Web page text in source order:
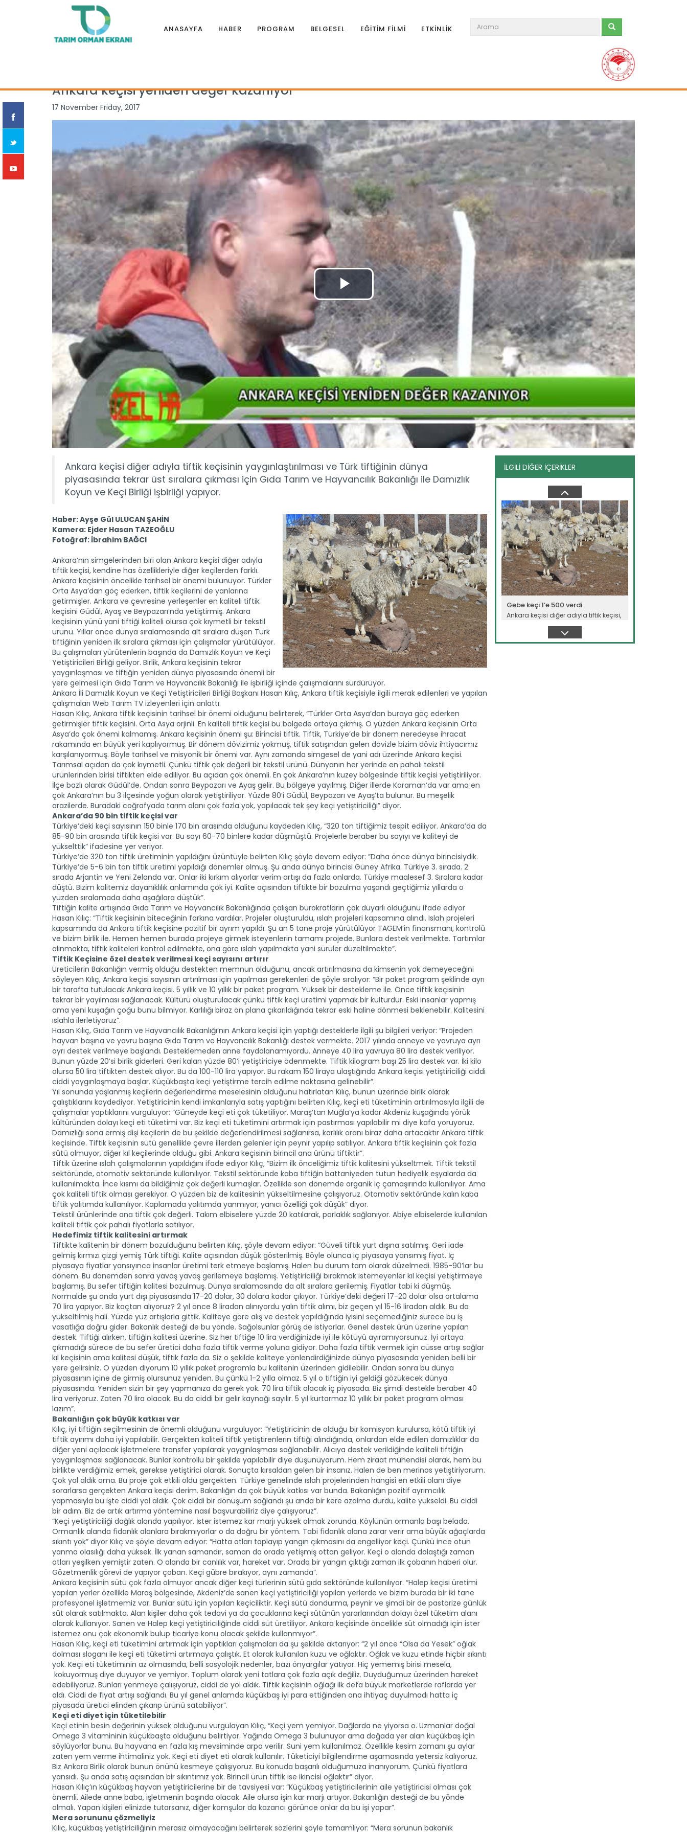
ANASAYFA HABER PROGRAM BELGESEL EĞİTİM FİLMİ ETKİNLİK
Ankara keçisi yeniden değer kazanıyor
17 November Friday, 2017
Ankara keçisi diğer adıyla tiftik keçisinin yaygınlaştırılması ve Türk tiftiğinin dünya
piyasasında tekrar üst sıralara çıkması için Gıda Tarım ve Hayvancılık Bakanlığı ile Damızlık
Koyun ve Keçi Birliği işbirliği yapıyor.
Haber: Ayşe Gül ULUCAN ŞAHİN
Kamera: Ejder Hasan TAZEOĞLU
Fotoğraf: İbrahim BAĞCI
Ankara’nın simgelerinden biri olan Ankara keçisi diğer adıyla
tiftik keçisi, kendine has özellikleriyle diğer keçilerden farklı.
Ankara keçisinin öncelikle tarihsel bir önemi bulunuyor. Türkler
Orta Asya’dan göç ederken, tiftik keçilerini de yanlarına
getirmişler. Ankara ve çevresine yerleşenler en kaliteli tiftik
keçisini Güdül, Ayaş ve Beypazarı’nda yetiştirmiş. Ankara
keçisinin yünü yani tiftiği kaliteli olursa çok kıymetli bir tekstil
ürünü. Yıllar önce dünya sıralamasında alt sıralara düşen Türk
tiftiğinin yeniden ilk sıralara çıkması için çalışmalar yürütülüyor.
Bu çalışmaları yürütenlerin başında da Damızlık Koyun ve Keçi
Yetiştiricileri Birliği geliyor. Birlik, Ankara keçisinin tekrar
yaygınlaşması ve tiftiğin yeniden dünya piyasasında önemli bir
yere gelmesi için Gıda Tarım ve Hayvancılık Bakanlığı ile işbirliği içinde çalışmalarını sürdürüyor.
Ankara İli Damızlık Koyun ve Keçi Yetiştiricileri Birliği Başkanı Hasan Kılıç, Ankara tiftik keçisiyle ilgili merak edilenleri ve yapılan
çalışmaları Web Tarım TV izleyenleri için anlattı.
Hasan Kılıç, Ankara tiftik keçisinin tarihsel bir önemi olduğunu belirterek, “Türkler Orta Asya’dan buraya göç ederken
getirmişler tiftik keçisini. Orta Asya orjinli. En kaliteli tiftik keçisi bu bölgede ortaya çıkmış. O yüzden Ankara keçisinin Orta
Asya’da çok önemi kalmamış. Ankara keçisinin önemi şu: Birincisi tiftik. Tiftik, Türkiye’de bir dönem neredeyse ihracat
rakamında en büyük yeri kaplıyormuş. Bir dönem dövizimiz yokmuş, tiftik satışından gelen dövizle bizim döviz ihtiyacımız
karşılanıyormuş. Böyle tarihsel ve misyonik bir önemi var. Aynı zamanda simgesel de yani adı üzerinde Ankara keçisi.
Tarımsal açıdan da çok kıymetli. Çünkü tiftik çok değerli bir tekstil ürünü. Dünyanın her yerinde en pahalı tekstil
ürünlerinden birisi tiftikten elde ediliyor. Bu açıdan çok önemli. En çok Ankara’nın kuzey bölgesinde tiftik keçisi yetiştiriliyor.
İlçe bazlı olarak Güdül’de. Ondan sonra Beypazarı ve Ayaş gelir. Bu bölgeye yayılmış. Diğer illerde Karaman’da var ama en
çok Ankara’nın bu 3 ilçesinde yoğun olarak yetiştiriliyor. Yüzde 80’i Güdül, Beypazarı ve Ayaş’ta bulunur. Bu meşelik
arazilerde. Buradaki coğrafyada tarım alanı çok fazla yok, yapılacak tek şey keçi yetiştiriciliği” diyor.
Ankara’da 90 bin tiftik keçisi var
Türkiye’deki keçi sayısının 150 binle 170 bin arasında olduğunu kaydeden Kılıç, “320 ton tiftiğimiz tespit ediliyor. Ankara’da da
85-90 bin arasında tiftik keçisi var. Bu sayı 60-70 binlere kadar düşmüştü. Projelerle beraber bu sayıyı ve kaliteyi de
yükselttik” ifadesine yer veriyor.
Türkiye’de 320 ton tiftik üretiminin yapıldığını üzüntüyle belirten Kılıç şöyle devam ediyor: ”Daha önce dünya birincisiydik.
Türkiye’de 5-6 bin ton tiftik üretimi yapıldığı dönemler olmuş. Şu anda dünya birincisi Güney Afrika. Türkiye 3. sırada. 2.
sırada Arjantin ve Yeni Zelanda var. Onlar iki kırkım alıyorlar verim artışı da fazla onlarda. Türkiye maalesef 3. Sıralara kadar
düştü. Bizim kalitemiz dayanıklılık anlamında çok iyi. Kalite açısından tiftikte bir bozulma yaşandı geçtiğimiz yıllarda o
yüzden sıralamada daha aşağılara düştük”.
Tiftiğin kalite artışında Gıda Tarım ve Hayvancılık Bakanlığında çalışan bürokratların çok duyarlı olduğunu ifade ediyor
Hasan Kılıç: “Tiftik keçisinin biteceğinin farkına vardılar. Projeler oluşturuldu, ıslah projeleri kapsamına alındı. Islah projeleri
kapsamında da Ankara tiftik keçisine pozitif bir ayrım yapıldı. Şu an 5 tane proje yürütülüyor TAGEM’in finansmanı, kontrolü
ve bizim birlik ile. Hemen hemen burada projeye girmek isteyenlerin tamamı projede. Bunlara destek verilmekte. Tartımlar
alınmakta, tiftik kaliteleri kontrol edilmekte, ona göre ıslah yapılmakta yani sürüler düzeltilmekte”.
Tiftik Keçisine özel destek verilmesi keçi sayısını artırır
Üreticilerin Bakanlığın vermiş olduğu destekten memnun olduğunu, ancak artırılmasına da kimsenin yok demeyeceğini
söyleyen Kılıç, Ankara keçisi sayısının artırılması için yapılması gerekenleri de şöyle sıralıyor: “Bir paket program şeklinde ayrı
bir tarafta tutulacak Ankara keçisi. 5 yıllık ve 10 yıllık bir paket program. Yüksek bir destekleme ile. Önce tiftik keçisinin
tekrar bir yayılması sağlanacak. Kültürü oluşturulacak çünkü tiftik keçi üretimi yapmak bir kültürdür. Eski insanlar yapmış
ama yeni kuşağın çoğu bunu bilmiyor. Karlılığı biraz ön plana çıkarıldığında tekrar eski haline dönmesi beklenebilir. Kalitesini
ıslahla ilerletiyoruz”.
Hasan Kılıç, Gıda Tarım ve Hayvancılık Bakanlığı’nın Ankara keçisi için yaptığı desteklerle ilgili şu bilgileri veriyor: “Projeden
hayvan başına ve yavru başına Gıda Tarım ve Hayvancılık Bakanlığı destek vermekte. 2017 yılında anneye ve yavruya ayrı
ayrı destek verilmeye başlandı. Desteklemeden anne faydalanamıyordu. Anneye 40 lira yavruya 80 lira destek veriliyor.
Bunun yüzde 20’si birlik giderleri. Geri kalan yüzde 80’i yetiştiriciye ödenmekte. Tiftik kilogram başı 25 lira destek var. İki kilo
olursa 50 lira tiftikten destek alıyor. Bu da 100-110 lira yapıyor. Bu rakam 150 liraya ulaştığında Ankara keçisi yetiştiriciliği ciddi
ciddi yaygınlaşmaya başlar. Küçükbaşta keçi yetiştirme tercih edilme noktasına gelinebilir”.
Yıl sonunda yaşlanmış keçilerin değerlendirme meselesinin olduğunu hatırlatan Kılıç, bunun üzerinde birlik olarak
çalıştıklarını kaydediyor. Yetiştiricinin kendi imkanlarıyla satış yaptığını belirten Kılıç, keçi eti tüketiminin artırılmasıyla ilgili de
çalışmalar yaptıklarını vurguluyor: “Güneyde keçi eti çok tüketiliyor. Maraş’tan Muğla’ya kadar Akdeniz kuşağında yörük
kültüründen dolayı keçi eti tüketimi var. Biz keçi eti tüketimini artırmak için pastırması yapılabilir mi diye kafa yoruyoruz.
Damızlığı sona ermiş dişi keçilerin de bu şekilde değerlendirilmesi sağlanırsa, karlılık oranı biraz daha artacaktır Ankara tiftik
keçisinde. Tiftik keçisinin sütü genellikle çevre illerden gelenler için peynir yapılıp satılıyor. Ankara tiftik keçisinin çok fazla
sütü olmuyor, diğer kıl keçilerinde olduğu gibi. Ankara keçisinin birincil ana ürünü tiftiktir”.
Tiftik üzerine ıslah çalışmalarının yapıldığını ifade ediyor Kılıç, “Bizim ilk önceliğimiz tiftik kalitesini yükseltmek. Tiftik tekstil
sektöründe, otomotiv sektöründe kullanılıyor. Tekstil sektöründe kaba tiftiğin battaniyeden tutun hediyelik eşyalarda da
kullanılmakta. İnce kısmı da bildiğimiz çok değerli kumaşlar. Özellikle son dönemde organik iç çamaşırında kullanılıyor. Ama
çok kaliteli tiftik olması gerekiyor. O yüzden biz de kalitesinin yükseltilmesine çalışıyoruz. Otomotiv sektöründe kalın kaba
tiftik yalıtımda kullanılıyor. Kaplamada yalıtımda yanmıyor, yanıcı özelliği çok düşük” diyor.
Tekstil ürünlerinde ana tiftik çok değerli. Takım elbiselere yüzde 20 katılarak, parlaklık sağlanıyor. Abiye elbiselerde kullanılan
kaliteli tiftik çok pahalı fiyatlarla satılıyor.
Hedefimiz tiftik kalitesini artırmak
Tiftikte kalitenin bir dönem bozulduğunu belirten Kılıç, şöyle devam ediyor: “Güveli tiftik yurt dışına satılmış. Geri iade
gelmiş kırmızı çizgi yemiş Türk tiftiği. Kalite açısından düşük gösterilmiş. Böyle olunca iç piyasaya yansımış fiyat. İç
piyasaya fiyatlar yansıyınca insanlar üretimi terk etmeye başlamış. Halen bu durum tam olarak düzelmedi. 1985-90’lar bu
dönem. Bu dönemden sonra yavaş yavaş gerilemeye başlamış. Yetiştiriciliği bırakmak istemeyenler kıl keçisi yetiştirmeye
başlamış. Bu sefer tiftiğin kalitesi bozulmuş. Dünya sıralamasında da alt sıralara gerilemiş. Fiyatlar tabi ki düşmüş.
Normalde şu anda yurt dışı piyasasında 17-20 dolar, 30 dolara kadar çıkıyor. Türkiye’deki değeri 17-20 dolar olsa ortalama
70 lira yapıyor. Biz kaçtan alıyoruz? 2 yıl önce 8 liradan alınıyordu yalın tiftik alımı, biz geçen yıl 15-16 liradan aldık. Bu da
yükseltilmiş hali. Yüzde yüz artışlarla gittik. Kaliteye göre alış ve destek yapıldığında iyisini seçemediğiniz sürece bu iş
vasatlığa doğru gider. Bakanlık desteği de bu yönde. Sağolsunlar görüş de istiyorlar. Genel destek ürün üzerine yapılan
destek. Tiftiği alırken, tiftiğin kalitesi üzerine. Siz her tiftiğe 10 lira verdiğinizde iyi ile kötüyü ayıramıyorsunuz. İyi ortaya
çıkmadığı sürece de bu sefer üretici daha fazla tiftik verme yoluna gidiyor. Daha fazla tiftik vermek için cüsse artışı sağlar
kıl keçisinin ama kalitesi düşük, tiftik fazla da. Siz o şekilde kaliteye yönlendirdiğinizde dünya piyasasında yeniden belli bir
yere gelirsiniz. O yüzden diyorum 10 yıllık paket programla bu kalitenin üzerinden gidilebilir. Ondan sonra bu dünya
piyasasının içine de girmiş olursunuz yeniden. Bu çünkü 1-2 yılla olmaz. 5 yıl o tiftiğin iyi geldiği gözükecek dünya
piyasasında. Yeniden sizin bir şey yapmanıza da gerek yok. 70 lira tiftik olacak iç piyasada. Biz şimdi destekle beraber 40
lira veriyoruz. Zaten 70 lira olacak. Bu da ciddi bir gelir kaynağı sayılır. 5 yıl kurtarmaz 10 yıllık bir paket program olması
lazım”.
Bakanlığın çok büyük katkısı var
Kılıç, iyi tiftiğin seçilmesinin de önemli olduğunu vurguluyor: “Yetiştiricinin de olduğu bir komisyon kurulursa, kötü tiftik iyi
tiftik ayırımı daha iyi yapılabilir. Gerçekten kaliteli tiftik yetiştirenlerin tiftiği alındığında, onlardan elde edilen damızlıklar da
diğer yeni açılacak işletmelere transfer yapılarak yaygınlaşması sağlanabilir. Alıcıya destek verildiğinde kaliteli tiftiğin
yaygınlaşması sağlanacak. Bunlar kontrollü bir şekilde yapılabilir diye düşünüyorum. Hem ziraat mühendisi olarak, hem bu
birlikte verdiğimiz emek, gerekse yetiştirici olarak. Sonuçta kırsaldan gelen bir insanız. Halen de ben merinos yetiştiriyorum.
Çok yol aldık ama. Bu proje çok etkili oldu gerçekten. Türkiye genelinde ıslah projelerinden hangisi en etkili olanı diye
sorarlarsa gerçekten Ankara keçisi derim. Bakanlığın da çok büyük katkısı var bunda. Bakanlığın pozitif ayrımcılık
yapmasıyla bu işte ciddi yol aldık. Çok ciddi bir dönüşüm sağlandı şu anda bir kere azalma durdu, kalite yükseldi. Bu ciddi
bir adım. Biz de artık artırma yöntemine nasıl başvurabiliriz diye çalışıyoruz”.
“Keçi yetiştiriciliği dağlık alanda yapılıyor. İster istemez kar marjı yüksek olmak zorunda. Köylünün ormanla başı belada.
Ormanlık alanda fidanlık alanlara bırakmıyorlar o da doğru bir yöntem. Tabi fidanlık alana zarar verir ama büyük ağaçlarda
sıkıntı yok” diyor Kılıç ve şöyle devam ediyor: “Hatta otları toplayıp yangın çıkmasını da engelliyor keçi. Çünkü ince otun
yanma olasılığı daha yüksek. İlk yanan samandır, saman da orada yetişmiş ottan geliyor. Keçi o alanda dolaştığı zaman
otları yeşilken yemiştir zaten. O alanda bir canlılık var, hareket var. Orada bir yangın çıktığı zaman ilk çobanın haberi olur.
Gözetmenlik görevi de yapıyor çoban. Keçi gübre bırakıyor, aynı zamanda”.
Ankara keçisinin sütü çok fazla olmuyor ancak diğer keçi türlerinin sütü gıda sektöründe kullanılıyor. “Halep keçisi üretimi
yapılan yerler özellikle Maraş bölgesinde, Akdeniz’de sanen keçi yetiştiriciliği yapılan yerlerde ve bizim burada bir iki tane
profesyonel işletmemiz var. Bunlar sütü için yapılan keçiciliktir. Keçi sütü dondurma, peynir ve şimdi bir de pastörize günlük
süt olarak satılmakta. Alan kişiler daha çok tedavi ya da çocuklarına keçi sütünün yararlarından dolayı özel tüketim alanı
olarak kullanıyor. Sanen ve Halep keçi yetiştiriciliğinde ciddi süt üretiliyor. Ankara keçisinde öncelikle süt olmadığı için ister
istemez onu çok ekonomik bulup ticariye konu olacak şekilde kullanmıyor”.
Hasan Kılıç, keçi eti tüketimini artırmak için yaptıkları çalışmaları da şu şekilde aktarıyor: “2 yıl önce “Olsa da Yesek” oğlak
dolması sloganı ile keçi eti tüketimi artırmaya çalıştık. Et olarak kullanılan kuzu ve oğlaktır. Oğlak ve kuzu etinde hiçbir sıkıntı
yok. Keçi eti tüketiminin az olmasında, belli sosyolojik nedenler, bazı önyargılar yatıyor. Hiç yememiş birisi mesela,
kokuyormuş diye duyuyor ve yemiyor. Toplum olarak yeni tatlara çok fazla açık değiliz. Duyduğumuz üzerinden hareket
edebiliyoruz. Bunları yenmeye çalışıyoruz, ciddi de yol aldık. Tiftik keçisinin oğlağı ilk defa büyük marketlerde raflarda yer
aldı. Ciddi de fiyat artışı sağlandı. Bu yıl genel anlamda küçükbaş iyi para ettiğinden ona ihtiyaç duyulmadı hatta iç
piyasada üretici elinden çıkarıp ürünü satabiliyor”.
Keçi eti diyet için tüketilebilir
Keçi etinin besin değerinin yüksek olduğunu vurgulayan Kılıç, “Keçi yem yemiyor. Dağlarda ne yiyorsa o. Uzmanlar doğal
Omega 3 vitamininin küçükbaşta olduğunu belirtiyor. Yağında Omega 3 bulunuyor ama doğada yer alan küçükbaş için
söylüyorlar bunu. Bu hayvana en fazla kış mevsiminde arpa verilir. Suni yem kullanılmaz. Özellikle kesim zamanı şu aylar
zaten yem verme ihtimaliniz yok. Keçi eti diyet eti olarak kullanılır. Tüketiciyi bilgilendirme aşamasında yetersiz kalıyoruz.
Biz Ankara Birlik olarak bunun önünü kesmeye çalışıyoruz. Bu konuda başarılı olduğumuza inanıyorum. Çünkü fiyatlara
yansıdı. Şu anda satış açısından bir sıkıntımız yok. Birincil ürün tiftik ise ikincisi oğlaktır” diyor.
Hasan Kılıç’ın küçükbaş hayvan yetiştiricilerine bir de tavsiyesi var: “Küçükbaş yetiştiricilerinin aile yetiştiricisi olması çok
önemli. Ailede anne baba, işletmenin başında olacak. Aile olursa işin kar marjı artıyor. Bakanlığın desteği de bu yönde
olmalı. Yapan kişileri elinizde tutarsanız, diğer komşular da kazancı görünce onlar da bu işi yapar”.
Mera sorununu çözmeliyiz
Kılıç, küçükbaş yetiştiriciliğinin merasız olmayacağını belirterek sözlerini şöyle tamamlıyor: “Mera sorunun bakanlık
İLGİLİ DİĞER İÇERİKLER
Gebe keçi 1’e 500 verdi
Ankara keçisi diğer adıyla tiftik keçisi,
eski günlerine tekrar...
Devamını Oku ->
Gebe keçi 1’e 500 verdi
Ankara keçisi diğer adıyla tiftik keçisi,